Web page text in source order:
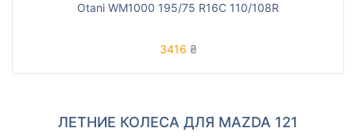
Otani WM1000 195/75 R16C 110/108R
3416 ₴
ЛЕТНИЕ КОЛЕСА ДЛЯ MAZDA 121